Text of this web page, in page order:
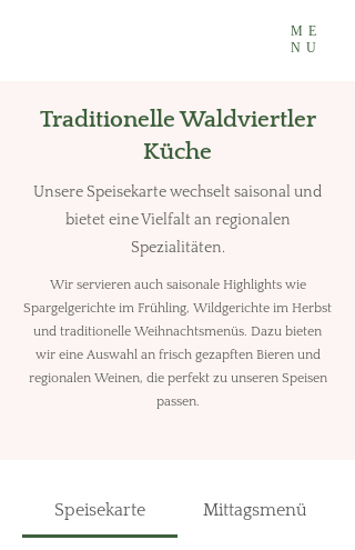
ME
NU
Traditionelle Waldviertler
Küche
Unsere Speisekarte wechselt saisonal und
bietet eine Vielfalt an regionalen
Spezialitäten.
Wir servieren auch saisonale Highlights wie
Spargelgerichte im Frühling, Wildgerichte im Herbst
und traditionelle Weihnachtsmenüs. Dazu bieten
wir eine Auswahl an frisch gezapften Bieren und
regionalen Weinen, die perfekt zu unseren Speisen
passen.
Speisekarte Mittagsmenü